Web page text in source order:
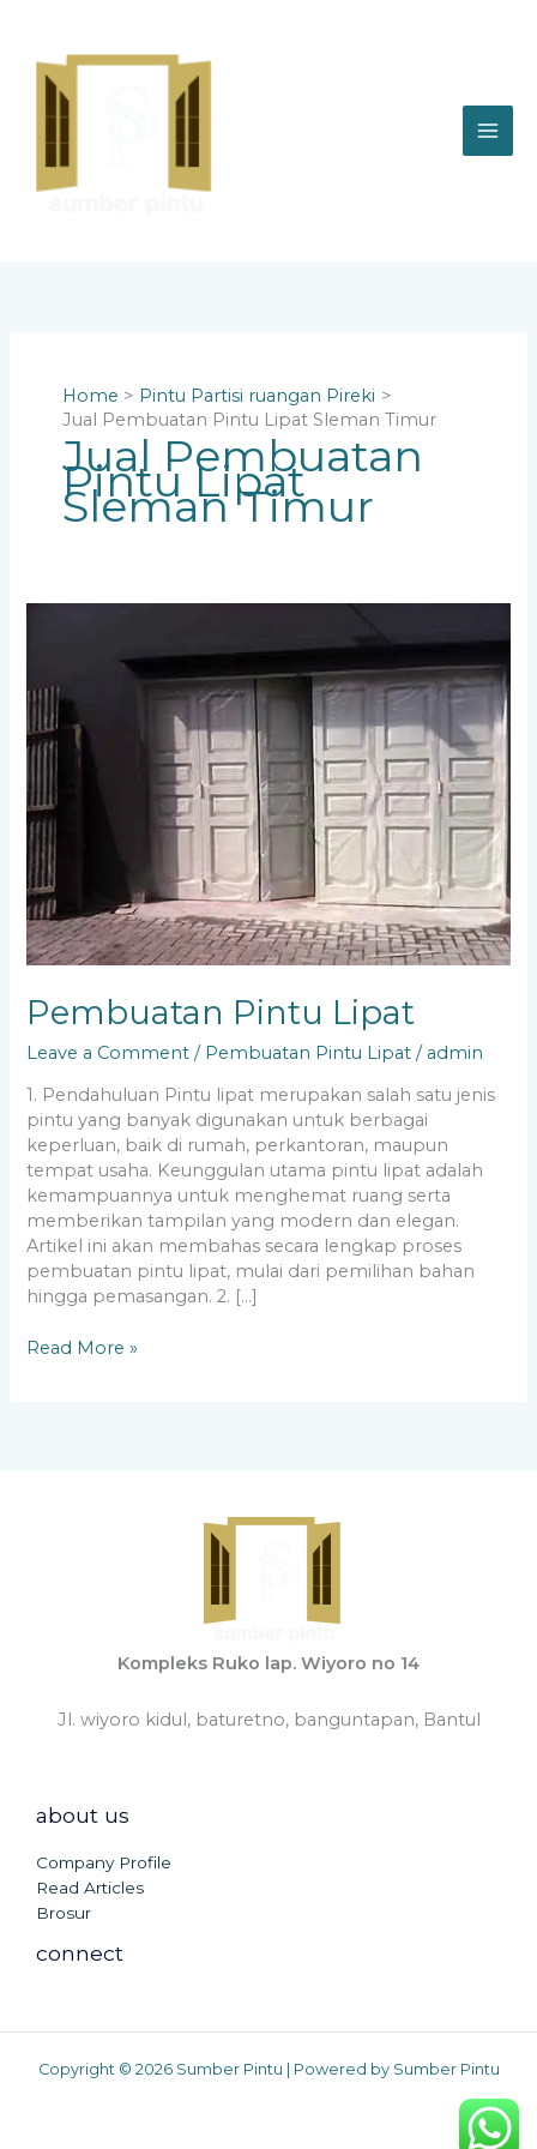
content
Home
Pintu Partisi ruangan Pireki
Jual Pembuatan Pintu Lipat Sleman Timur
Jual Pembuatan
Pintu Lipat
Sleman Timur
Pembuatan Pintu Lipat
Leave a Comment / Pembuatan Pintu Lipat / admin
1. Pendahuluan Pintu lipat merupakan salah satu jenis
pintu yang banyak digunakan untuk berbagai
keperluan, baik di rumah, perkantoran, maupun
tempat usaha. Keunggulan utama pintu lipat adalah
kemampuannya untuk menghemat ruang serta
memberikan tampilan yang modern dan elegan.
Artikel ini akan membahas secara lengkap proses
pembuatan pintu lipat, mulai dari pemilihan bahan
hingga pemasangan. 2. […]
Read More »
Kompleks Ruko lap. Wiyoro no 14
Jl. wiyoro kidul, baturetno, banguntapan, Bantul
about us
Company Profile
Read Articles
Brosur
connect
Copyright © 2026 Sumber Pintu | Powered by Sumber Pintu